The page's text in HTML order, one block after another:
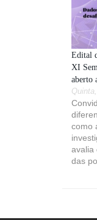
Edital
XI
aberto
como
avalia
das